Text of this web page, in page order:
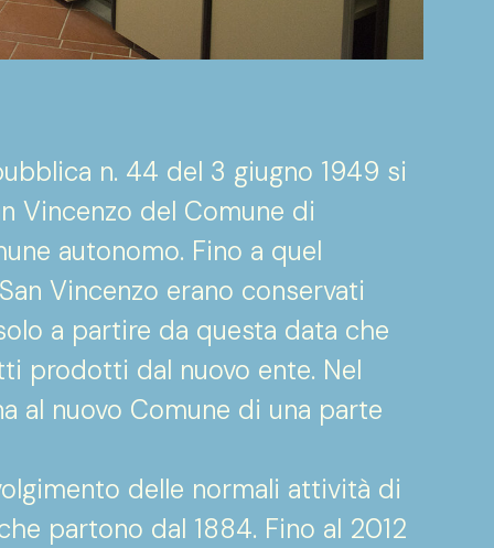
n. 44 del 3 giugno 1949 si
Vincenzo del Comune di
autonomo. Fino a quel
Vincenzo erano conservati
a partire da questa data che
prodotti dal nuovo ente. Nel
al nuovo Comune di una parte
delle normali attività di
partono dal 1884. Fino al 2012